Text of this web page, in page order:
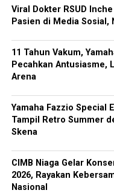
Viral Dokter RSUD
Pasien di Media Sosial,
11 Tahun Vakum,
Pecahkan Antusiasme,
Arena
Yamaha Fazzio Special
Tampil Retro Summer
Skena
CIMB Niaga Gelar
2026, Rayakan
Nasional